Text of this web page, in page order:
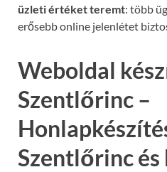
üzleti értéket teremt: több
erősebb online jelenlétet
Weboldal
Szentlőrinc –
Szentlőrinc és